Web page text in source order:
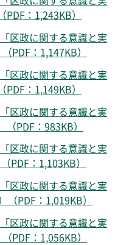
：1,243KB）
区政に関する意識と実
PDF：1,147KB）
区政に関する意識と実
：1,149KB）
区政に関する意識と実
PDF：983KB）
区政に関する意識と実
PDF：1,103KB）
区政に関する意識と実
PDF：1,019KB）
区政に関する意識と実
PDF：1,056KB）